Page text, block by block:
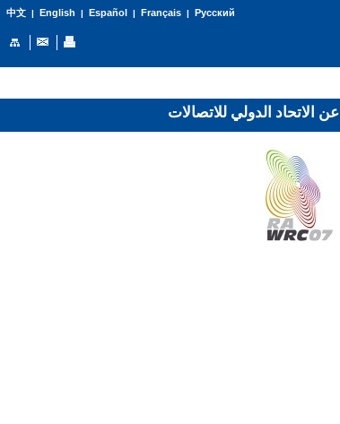
中文| English | Español | Français| Русский
عن الاتحاد الدولي للاتصالات